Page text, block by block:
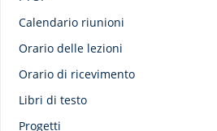
Calendario riunioni
Orario delle lezioni
Orario di ricevimento
Libri di testo
Progetti